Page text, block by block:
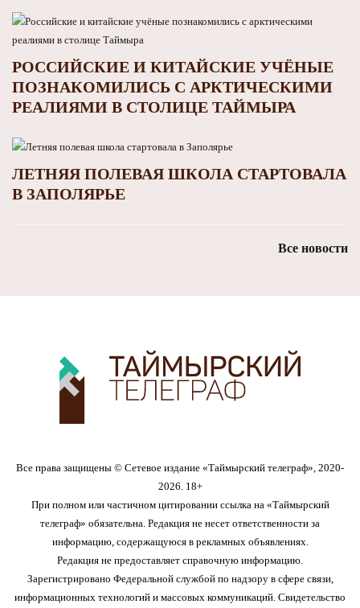
РОССИЙСКИЕ И КИТАЙСКИЕ УЧЁНЫЕ
ПОЗНАКОМИЛИСЬ С АРКТИЧЕСКИМИ
РЕАЛИЯМИ В СТОЛИЦЕ ТАЙМЫРА
ЛЕТНЯЯ ПОЛЕВАЯ ШКОЛА СТАРТОВАЛА
В ЗАПОЛЯРЬЕ
Все новости
Все права защищены © Сетевое издание «Таймырский телеграф», 2020-
2026. 18+
При полном или частичном цитировании ссылка на «Таймырский
телеграф» обязательна. Редакция не несет ответственности за
информацию, содержащуюся в рекламных объявлениях.
Редакция не предоставляет справочную информацию.
Зарегистрировано Федеральной службой по надзору в сфере связи,
информационных технологий и массовых коммуникаций. Свидетельство